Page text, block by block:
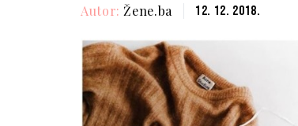
Autor: Žene.ba 12. 12. 2018.